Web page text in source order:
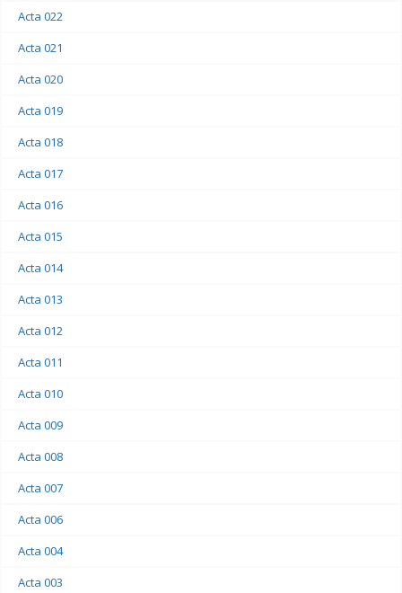
Acta 022
Acta 021
Acta 020
Acta 019
Acta 018
Acta 017
Acta 016
Acta 015
Acta 014
Acta 013
Acta 012
Acta 011
Acta 010
Acta 009
Acta 008
Acta 007
Acta 006
Acta 004
Acta 003